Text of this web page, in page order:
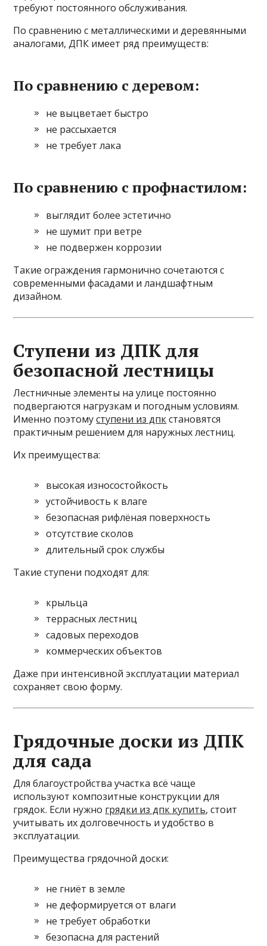
требуют постоянного обслуживания.
По сравнению с металлическими и деревянными
аналогами, ДПК имеет ряд преимуществ:
По сравнению с деревом:
не выцветает быстро
не рассыхается
не требует лака
По сравнению с профнастилом:
выглядит более эстетично
не шумит при ветре
не подвержен коррозии
Такие ограждения гармонично сочетаются с
современными фасадами и ландшафтным
дизайном.
Ступени из ДПК для
безопасной лестницы
Лестничные элементы на улице постоянно
подвергаются нагрузкам и погодным условиям.
Именно поэтомуступени из дпкстановятся
практичным решением для наружных лестниц.
Их преимущества:
высокая износостойкость
устойчивость к влаге
безопасная рифлёная поверхность
отсутствие сколов
длительный срок службы
Такие ступени подходят для:
крыльца
террасных лестниц
садовых переходов
коммерческих объектов
Даже при интенсивной эксплуатации материал
сохраняет свою форму.
Грядочные доски из ДПК
для сада
Для благоустройства участка всё чаще
используют композитные конструкции для
грядок. Если нужно грядки из дпк купить, стоит
учитывать их долговечность и удобство в
эксплуатации.
Преимущества грядочной доски:
не гниёт в земле
не деформируется от влаги
не требует обработки
безопасна для растений